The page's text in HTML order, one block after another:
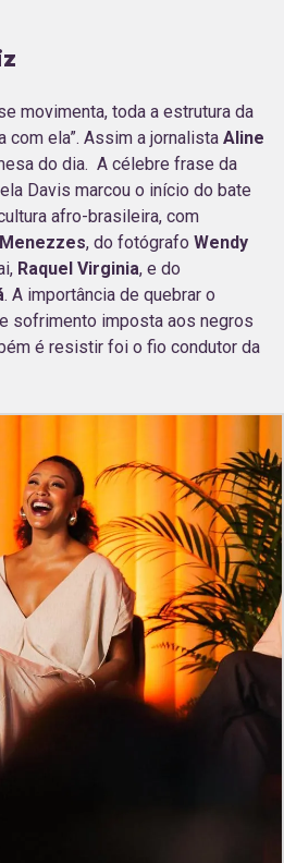
movimenta, toda a estrutura da
ela”. Assim a jornalista Aline
do dia. A célebre frase da
Davis marcou o início do bate
afro-brasileira, com
, do fotógrafo Wendy
Raquel Virginia, e do
. A importância de quebrar o
sofrimento imposta aos negros
é resistir foi o fio condutor da